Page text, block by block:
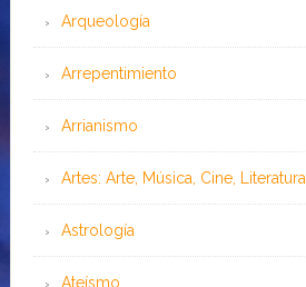
Arqueología
Arrepentimiento
Arrianismo
Artes: Arte, Música, Cine, Literatura
Astrología
Ateísmo